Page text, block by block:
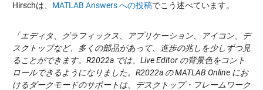
Hirschは、 MATLAB Answers への投稿でこう述べています。
「エディタ、グラフィックス、アプリケーション、アイコン、デ
スクトップなど、多くの部品があって、進歩の兆しを少しずつ見
ることができます。R2022a では、Live Editor の背景色をコント
ロールできるようになりました。R2022a の MATLAB Online にお
けるダークモードのサポートは、デスクトップ・フレームワーク